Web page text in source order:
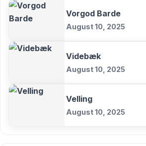
Vorgod Barde
August 10, 2025
Videbæk
August 10, 2025
Velling
August 10, 2025